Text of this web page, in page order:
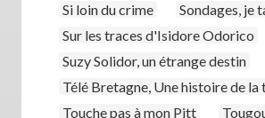
Si loin du crime
Sondages, je
Sur les traces d'Isidore Odorico
Suzy Solidor, un étrange destin
Télé Bretagne, Une histoire de la
Touche pas à mon Pitt